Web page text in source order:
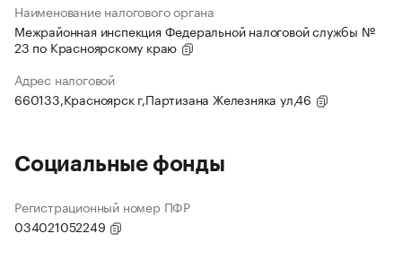
Наименование налогового органа
Межрайонная инспекция Федеральной налоговой службы №
23 по Красноярскому краю
Адрес налоговой
660133,Красноярск г,Партизана Железняка ул,46
Социальные фонды
Регистрационный номер ПФР
034021052249